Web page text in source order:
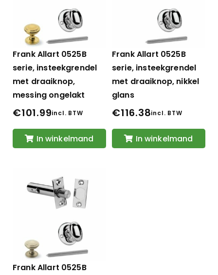
Frank Allart 0525B
serie, insteekgrendel
met draaiknop,
messing ongelakt
€101.99incl. BTW
In winkelmand
Frank Allart 0525B
serie, insteekgrendel
met draaiknop, nikkel
glans
€116.38incl. BTW
In winkelmand
Frank Allart 0525B